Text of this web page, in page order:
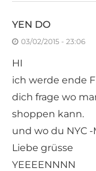
YEN DO
03/02/2015 - 23:06
HI
ich werde ende
dich frage wo
shoppen kann.
und wo du NYC
Liebe grüsse
YEEEENNNN